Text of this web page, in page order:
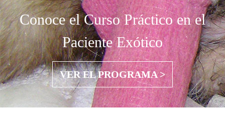
Conoce el Curso Práctico en el
Paciente Exótico
VER EL PROGRAMA >